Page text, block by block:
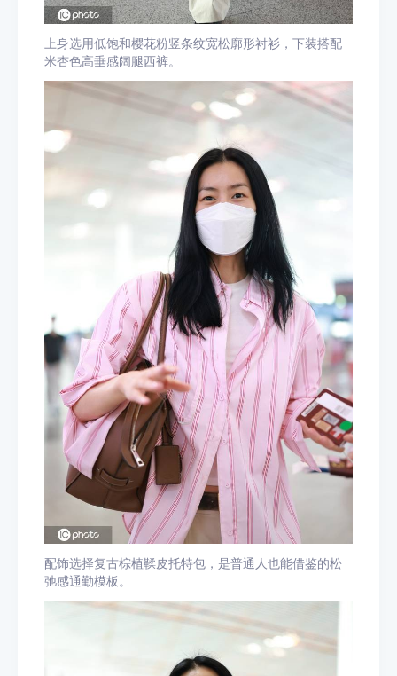
上身选用低饱和樱花粉竖条纹宽松廓形衬衫，下装搭配
米杏色高垂感阔腿西裤。
配饰选择复古棕植鞣皮托特包，是普通人也能借鉴的松
弛感通勤模板。